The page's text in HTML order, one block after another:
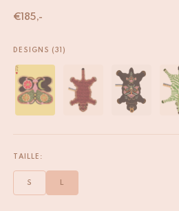
€ 185,-
DESIGNS (31)
TAILLE:
L
S